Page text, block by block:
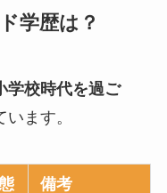
学歴は？
学校時代を過ご
います。
備考